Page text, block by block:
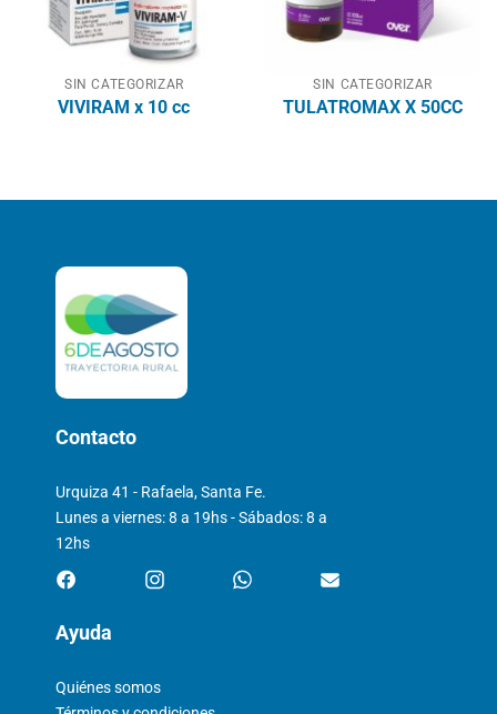
SIN CATEGORIZAR
VIVIRAM x 10 cc
SIN CATEGORIZAR
TULATROMAX X 50CC
Contacto
Urquiza 41 - Rafaela, Santa Fe.
Lunes a viernes: 8 a 19hs - Sábados: 8 a
12hs
Ayuda
Quiénes somos